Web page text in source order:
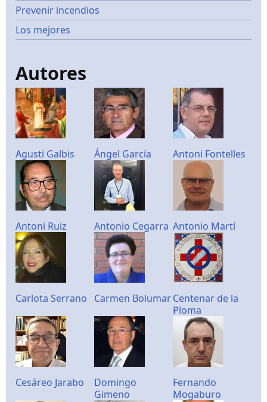
Prevenir incendios
Los mejores
Autores
Agusti Galbis Ángel García Antoni Fontelles
Antoni Ruiz Antonio Cegarra Antonio Martí
Carlota Serrano Carmen BolumarCentenar de la
Ploma
Cesáreo Jarabo
Domingo
Gimeno
Fernando
Mogaburo